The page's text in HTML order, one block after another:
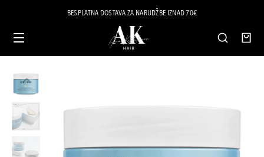
BESPLATNA DOSTAVA ZA NARUDŽBE IZNAD 70€